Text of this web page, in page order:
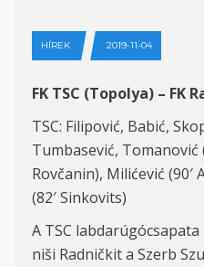
HÍREK 2019-11-04
FK TSC (Topolya) – FK
TSC: Filipović, Babić,
Tumbasević, Tomanović
Rovčanin), Milićević (90′
(82′ Sinkovits)
A TSC
niši Radničkit a Szerb